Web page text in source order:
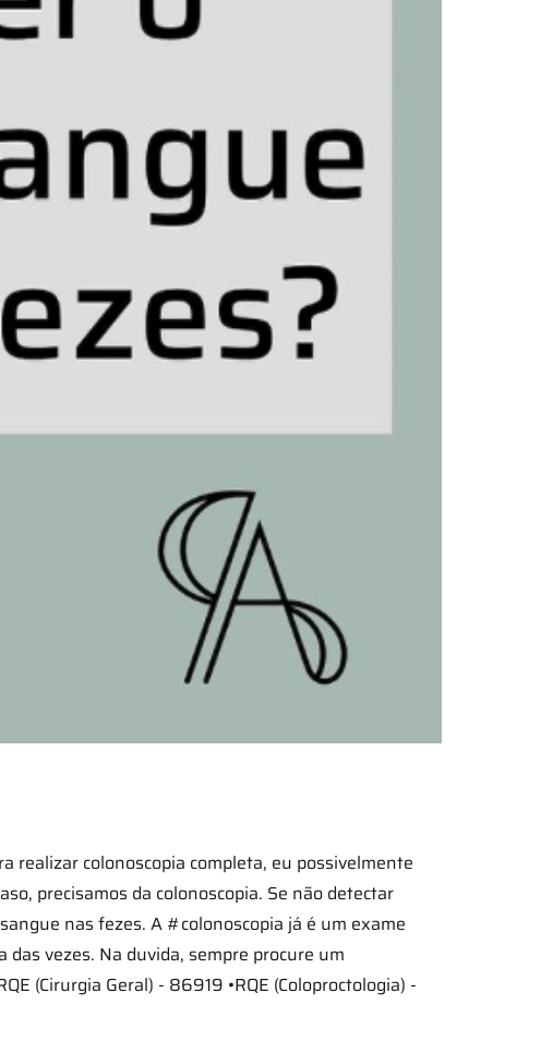
realizar colonoscopia completa, eu possivelmente
precisamos da colonoscopia. Se não detectar
nas fezes. A #colonoscopia já é um exame
vezes. Na duvida, sempre procure um
(Cirurgia Geral) - 86919 •RQE (Coloproctologia) -